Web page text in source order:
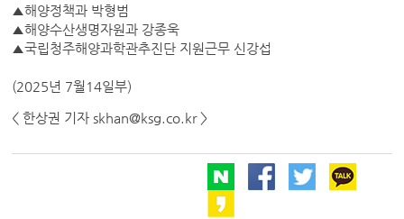
▲해양정책과 박형범
▲해양수산생명자원과 강종욱
▲국립청주해양과학관추진단 지원근무 신강섭
(2025년 7월14일부)
< 한상권 기자 skhan@ksg.co.kr >